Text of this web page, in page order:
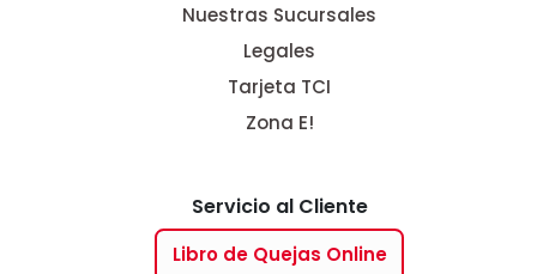
Nuestras Sucursales
Legales
Tarjeta TCI
Zona E!
Servicio al Cliente
Libro de Quejas Online